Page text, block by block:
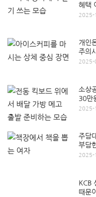
혜택
2025-
개인
주의
2025-
소상
30만
2025-
주담
부담
2025-
KCB
때문